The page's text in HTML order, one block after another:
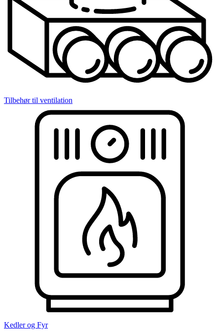
Tilbehør til ventilation
Kedler og Fyr